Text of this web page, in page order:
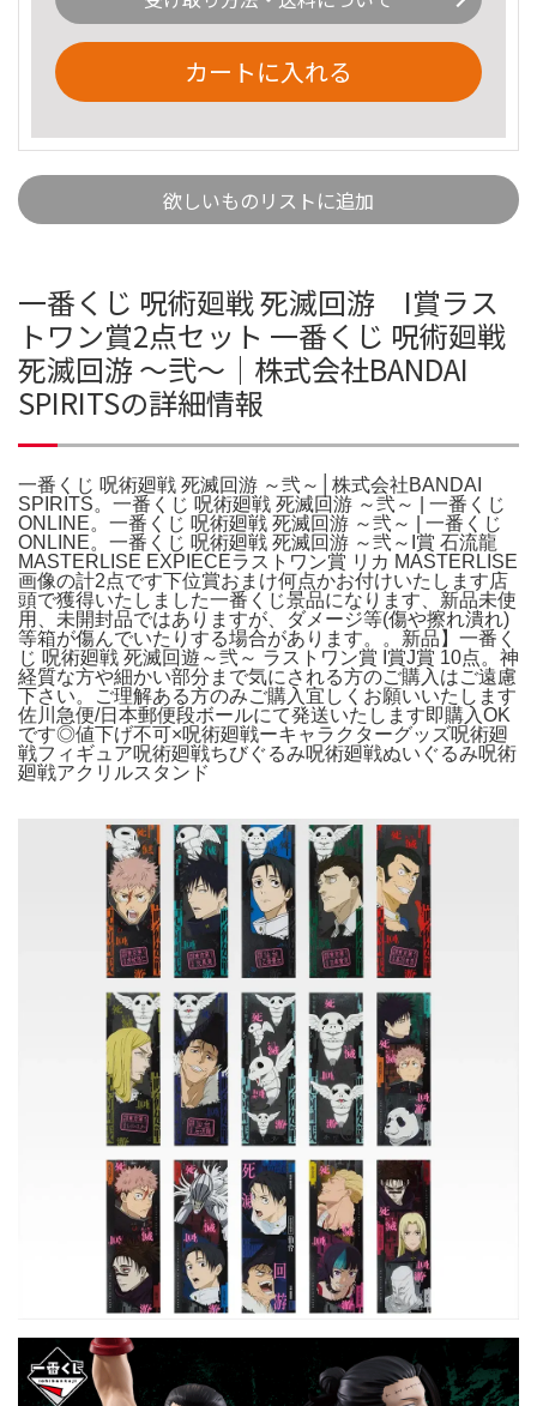
カートに入れる
欲しいものリストに追加
一番くじ 呪術廻戦 死滅回游 I賞ラス
トワン賞2点セット 一番くじ 呪術廻戦
死滅回游 ～弐～│株式会社BANDAI
SPIRITSの詳細情報
一番くじ 呪術廻戦 死滅回游 ～弐～│株式会社BANDAI
SPIRITS。一番くじ 呪術廻戦 死滅回游 ～弐～ | 一番くじ
ONLINE。一番くじ 呪術廻戦 死滅回游 ～弐～ | 一番くじ
ONLINE。一番くじ 呪術廻戦 死滅回游 ～弐～I賞 石流龍
MASTERLISE EXPIECEラストワン賞 リカ MASTERLISE
画像の計2点です下位賞おまけ何点かお付けいたします店
頭で獲得いたしました一番くじ景品になります、新品未使
用、未開封品ではありますが、ダメージ等(傷や擦れ潰れ)
等箱が傷んでいたりする場合があります。。新品】一番く
じ 呪術廻戦 死滅回遊～弐～ ラストワン賞 I賞J賞 10点。神
経質な方や細かい部分まで気にされる方のご購入はご遠慮
下さい。ご理解ある方のみご購入宜しくお願いいたします
佐川急便/日本郵便段ボールにて発送いたします即購入OK
です◎値下げ不可×呪術廻戦ーキャラクターグッズ呪術廻
戦フィギュア呪術廻戦ちびぐるみ呪術廻戦ぬいぐるみ呪術
廻戦アクリルスタンド